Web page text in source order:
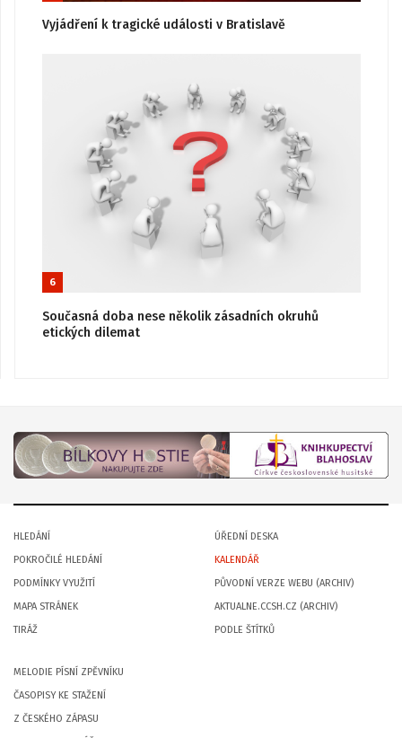
Vyjádření k tragické události v Bratislavě
6
Současná doba nese několik zásadních okruhů
etických dilemat
HLEDÁNÍ
POKROČILÉ HLEDÁNÍ
PODMÍNKY VYUŽITÍ
MAPA STRÁNEK
TIRÁŽ
ÚŘEDNÍ DESKA
KALENDÁŘ
PŮVODNÍ VERZE WEBU (ARCHIV)
AKTUALNE.CCSH.CZ (ARCHIV)
PODLE ŠTÍTKŮ
MELODIE PÍSNÍ ZPĚVNÍKU
ČASOPISY KE STAŽENÍ
Z ČESKÉHO ZÁPASU